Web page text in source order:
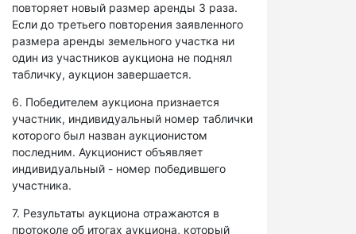
повторяет новый размер аренды 3 раза.
Если до третьего повторения заявленного
размера аренды земельного участка ни
один из участников аукциона не поднял
табличку, аукцион завершается.
6. Победителем аукциона признается
участник, индивидуальный номер таблички
которого был назван аукционистом
последним. Аукционист объявляет
индивидуальный - номер победившего
участника.
7. Результаты аукциона отражаются в
протоколе об итогах аукциона, который